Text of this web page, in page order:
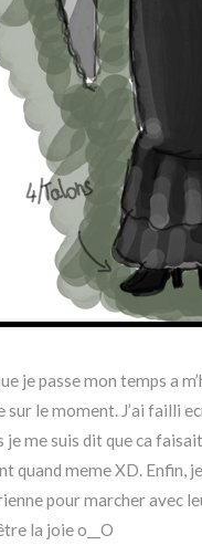
je passe mon temps a
sur le moment. J’ai failli
je me suis dit que ca
quand meme XD.
pour marcher avec
la joie o__O